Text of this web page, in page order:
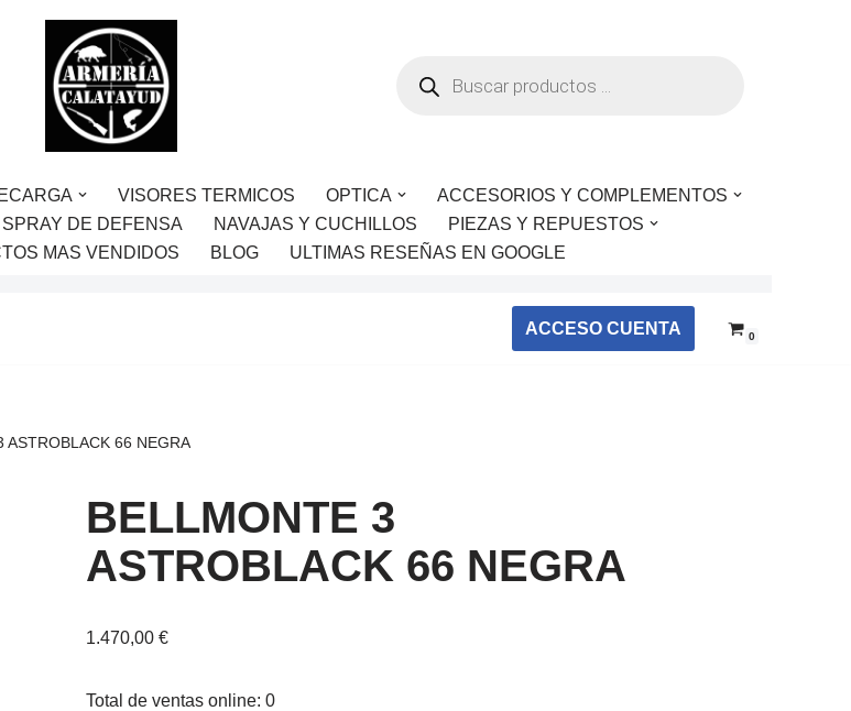
VISORES TERMICOS OPTICA
ACCESORIOS Y COMPLEMENTOS
SPRAY DE DEFENSA NAVAJAS Y CUCHILLOS
PIEZAS Y REPUESTOS
MAS VENDIDOS BLOG ULTIMAS RESEÑAS EN GOOGLE
ACCESO CUENTA 0
ASTROBLACK 66 NEGRA
BELLMONTE 3
ASTROBLACK 66 NEGRA
1.470,00 €
Total de ventas online: 0